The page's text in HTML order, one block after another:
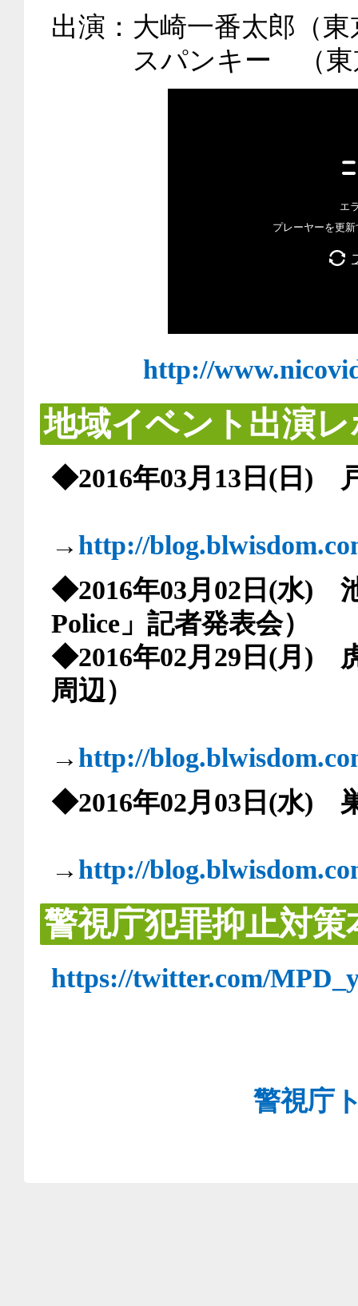
出演：大崎一番太郎（
スパンキー （東京
http://
地域イベント出演
◆2016年03月13日(日)
→http://
◆2016年03月02日(水)
Police」記者発表会）
◆2016年02月29日(月)
周辺）
→http://
◆2016年02月03日(水)
→http://
警視庁犯罪抑止対
https://twitter.com/
警視庁